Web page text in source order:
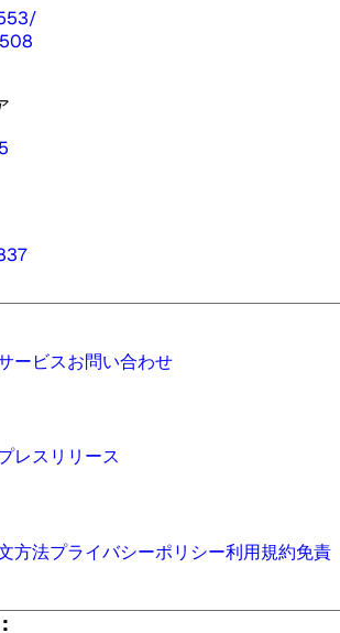
/
ービスお問い合わせ
レスリリース
方法プライバシーポリシー利用規約免責